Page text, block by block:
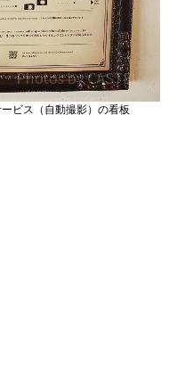
ビス（自動撮影）の看板